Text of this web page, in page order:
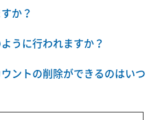
か？
うに行われますか？
ントの削除ができるのはいつ